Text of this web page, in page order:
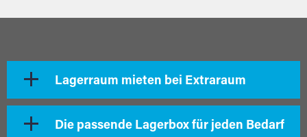
Lagerraum mieten bei Extraraum
Die passende Lagerbox für jeden Bedarf